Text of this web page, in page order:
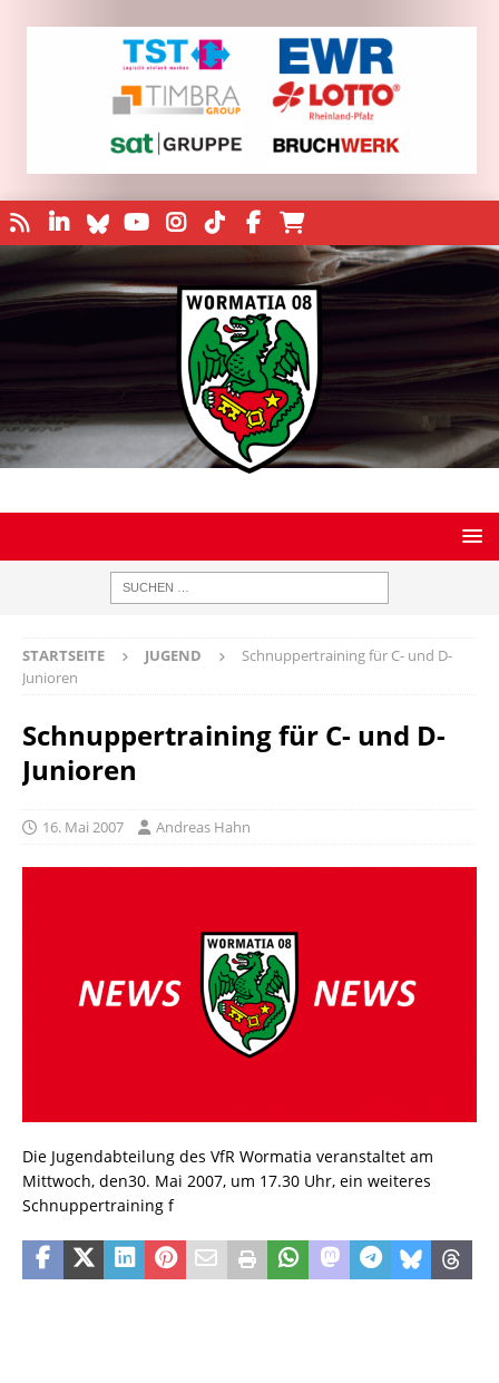
STARTSEITE JUGEND
Schnuppertraining für C- und D-
Junioren
Schnuppertraining für C- und D-
Junioren
16. Mai 2007 Andreas Hahn
Die Jugendabteilung des VfR Wormatia veranstaltet am
Mittwoch, den30. Mai 2007, um 17.30 Uhr, ein weiteres
Schnuppertraining f